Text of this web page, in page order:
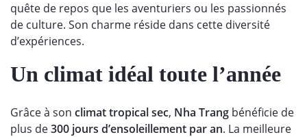
quête de repos que les aventuriers ou les passionnés
de culture. Son charme réside dans cette diversité
d’expériences.
Un climat idéal toute l’année
Grâce à son climat tropical sec, Nha Trang bénéficie de
plus de300 jours d’ensoleillement par an. La meilleure